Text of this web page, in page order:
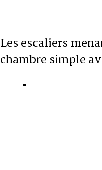
Les escaliers
chambre simple